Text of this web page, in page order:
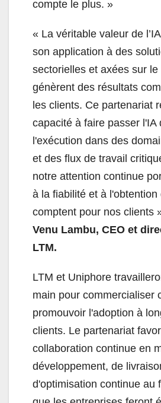
compte le plus. »
« La véritable valeur de
son application à des
sectorielles et axées sur le
génèrent des résultats
les clients. Ce partenariat
capacité à faire passer l'IA
l'exécution dans des
et des flux de travail
notre attention continue
à la fiabilité et à l'obtention
comptent pour nos clients
Venu Lambu, CEO et
LTM.
LTM et Uniphore
main pour commercialiser
promouvoir l'adoption à
clients. Le partenariat
collaboration continue en
développement, de
d'optimisation continue au